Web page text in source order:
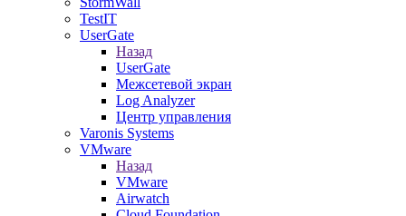
TestIT
UserGate
Назад
UserGate
Межсетевой экран
Log Analyzer
Центр управления
Varonis Systems
VMware
Назад
VMware
Airwatch